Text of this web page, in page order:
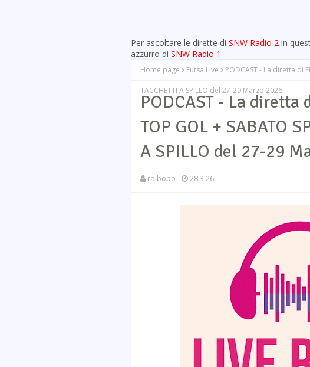
Per ascoltare le dirette di SNW Radio 2 in
azzurro di SNW Radio 1
Home page FutsalLive PODCAST - La diretta di
TACCHETTI A SPILLO del 27-29 Marzo 2026
PODCAST - La diretta
TOP GOL + SABATO
A SPILLO del 27-29
raibobo 28.3.26